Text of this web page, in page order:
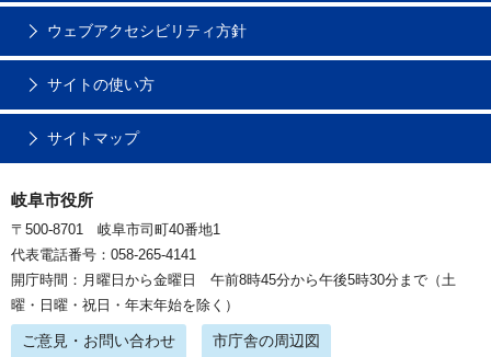
ウェブアクセシビリティ方針
サイトの使い方
サイトマップ
岐阜市役所
〒500-8701 岐阜市司町40番地1
代表電話番号：058-265-4141
開庁時間：月曜日から金曜日 午前8時45分から午後5時30分まで（土
曜・日曜・祝日・年末年始を除く）
ご意見・お問い合わせ 市庁舎の周辺図